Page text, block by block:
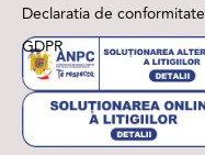
Declaratia de conformitate
GDPR